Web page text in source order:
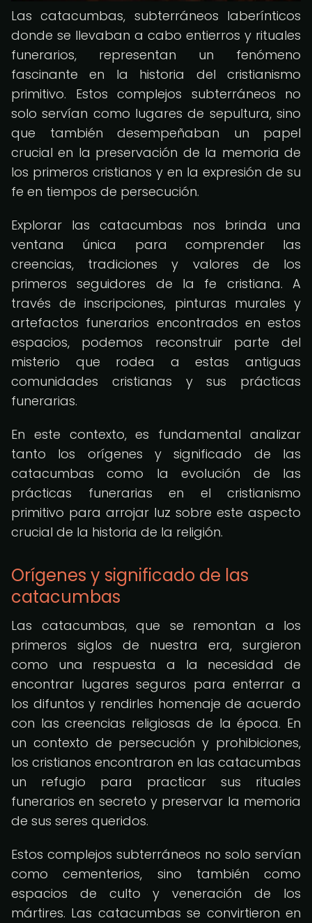
Las catacumbas, subterráneos laberínticos
donde se llevaban a cabo entierros y rituales
funerarios, representan un fenómeno
fascinante en la historia del cristianismo
primitivo. Estos complejos subterráneos no
solo servían como lugares de sepultura, sino
que también desempeñaban un papel
crucial en la preservación de la memoria de
los primeros cristianos y en la expresión de su
fe en tiempos de persecución.
Explorar las catacumbas nos brinda una
ventana única para comprender las
creencias, tradiciones y valores de los
primeros seguidores de la fe cristiana. A
través de inscripciones, pinturas murales y
artefactos funerarios encontrados en estos
espacios, podemos reconstruir parte del
misterio que rodea a estas antiguas
comunidades cristianas y sus prácticas
funerarias.
En este contexto, es fundamental analizar
tanto los orígenes y significado de las
catacumbas como la evolución de las
prácticas funerarias en el cristianismo
primitivo para arrojar luz sobre este aspecto
crucial de la historia de la religión.
Orígenes y significado de las
catacumbas
Las catacumbas, que se remontan a los
primeros siglos de nuestra era, surgieron
como una respuesta a la necesidad de
encontrar lugares seguros para enterrar a
los difuntos y rendirles homenaje de acuerdo
con las creencias religiosas de la época. En
un contexto de persecución y prohibiciones,
los cristianos encontraron en las catacumbas
un refugio para practicar sus rituales
funerarios en secreto y preservar la memoria
de sus seres queridos.
Estos complejos subterráneos no solo servían
como cementerios, sino también como
espacios de culto y veneración de los
mártires. Las catacumbas se convirtieron en